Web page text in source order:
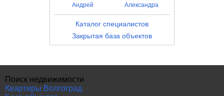
Андрей
Александра
Каталог специалистов
Закрытая база объектов
Поиск недвижимости
Квартиры Волгоград